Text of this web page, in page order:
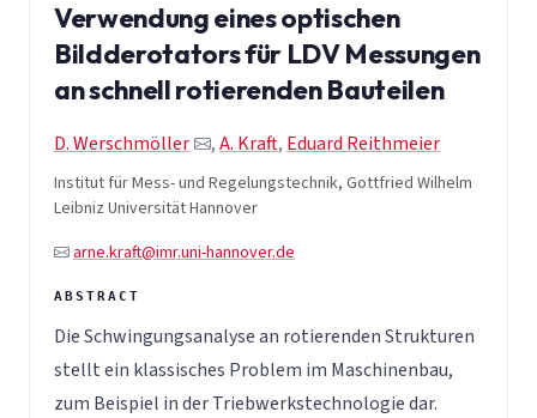
Verwendung eines optischen
Bildderotators für LDV Messungen
an schnell rotierenden Bauteilen
D. Werschmöller ,A. Kraft, Eduard Reithmeier
Institut für Mess- und Regelungstechnik, Gottfried Wilhelm
Leibniz Universität Hannover
arne.kraft@imr.uni-hannover.de
Die Schwingungsanalyse an rotierenden Strukturen
stellt ein klassisches Problem im Maschinenbau,
zum Beispiel in der Triebwerkstechnologie dar.